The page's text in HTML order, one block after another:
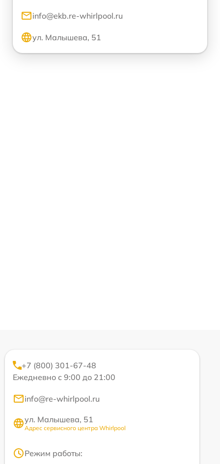
info@ekb.re-whirlpool.ru
ул. Малышева, 51
+7 (800) 301-67-48
Ежедневно с 9:00 до 21:00
info@re-whirlpool.ru
ул. Малышева, 51
Адрес сервисного центра Whirlpool
Режим работы: